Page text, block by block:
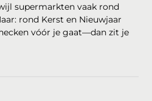
supermarkten vaak rond
rond Kerst en Nieuwjaar
vóór je gaat—dan zit je